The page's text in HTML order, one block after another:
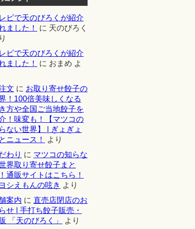
ビで天のびろくが紹介
ました！
に 天のびろく
ビで天のびろくが紹介
ました！
に おまめ よ
文 に お取り寄せ餃子の
！100倍美味しくなる
方や全国ご当地餃子を
！味変も！【マツコの
ない世界】 | ぎょぎょ
ニュース！
より
わり に マツコの知らな
界取り寄せ餃子まと
通販サイトはこちら！
ヨシえもんの呟き より
案内 に 直売店閉店のお
せ | 手打ち餃子販売・
「天のびろく」
より